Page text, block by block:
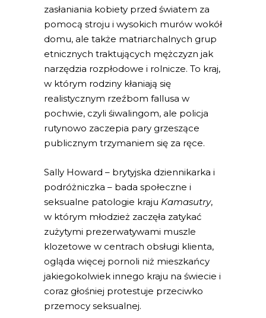
zasłaniania kobiety przed światem za
pomocą stroju i wysokich murów wokół
domu, ale także matriarchalnych grup
etnicznych traktujących mężczyzn jak
narzędzia rozpłodowe i rolnicze. To kraj,
w którym rodziny kłaniają się
realistycznym rzeźbom fallusa w
pochwie, czyli śiwalingom, ale policja
rutynowo zaczepia pary grzeszące
publicznym trzymaniem się za ręce.
Sally Howard – brytyjska dziennikarka i
podróżniczka – bada społeczne i
seksualne patologie kraju Kamasutry,
w którym młodzież zaczęła zatykać
zużytymi prezerwatywami muszle
klozetowe w centrach obsługi klienta,
ogląda więcej pornoli niż mieszkańcy
jakiegokolwiek innego kraju na świecie i
coraz głośniej protestuje przeciwko
przemocy seksualnej.